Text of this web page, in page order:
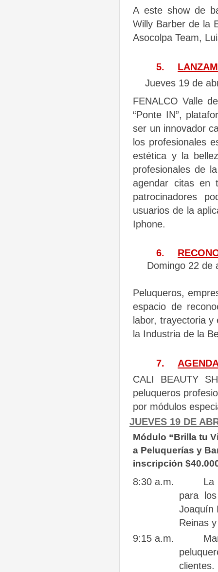
A este show de
Willy Barber de la
Asocolpa Team,
5.
Jueves 19 de
FENALCO Valle
“Ponte IN”,
ser un innovador
los profesionales
estética y la
profesionales de
agendar citas en
patrocinadores
usuarios de la
Iphone.
6.
Domingo 22 de
Peluqueros,
espacio de
labor, trayectoria
la Industria de la
7.
CALI
BEAUTY
peluqueros
por módulos
JUEVES 19 DE
Módulo “Brilla tu
a Peluquerías y
inscripción
8:30 a.m.
La
para los
Joaquín
Reinas y
9:15 a.m.
clientes.